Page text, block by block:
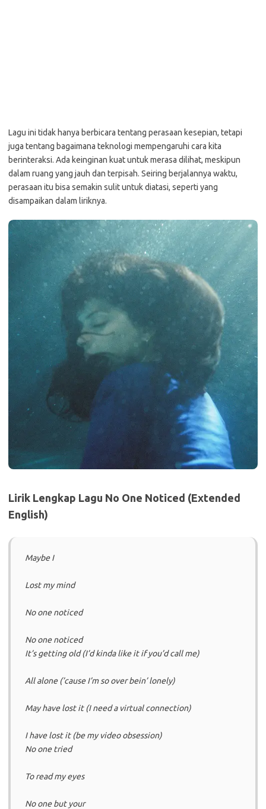
Lagu ini tidak hanya berbicara tentang perasaan kesepian, tetapi
juga tentang bagaimana teknologi mempengaruhi cara kita
berinteraksi. Ada keinginan kuat untuk merasa dilihat, meskipun
dalam ruang yang jauh dan terpisah. Seiring berjalannya waktu,
perasaan itu bisa semakin sulit untuk diatasi, seperti yang
disampaikan dalam liriknya.
Lirik Lengkap Lagu No One Noticed (Extended
English)
Maybe I
Lost my mind
No one noticed
No one noticed
It’s getting old (I’d kinda like it if you’d call me)
All alone (’cause I’m so over bein’ lonely)
May have lost it (I need a virtual connection)
I have lost it (be my video obsession)
No one tried
To read my eyes
No one but your